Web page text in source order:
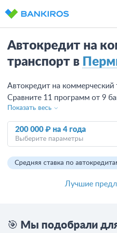
Автокредит на
транспорт в
Автокредит на коммерческий
Сравните 11 программ от 9
коммерческого транспорта в
платежи, оставьте онлайн-
автокредит.
Показать весь
200 000 ₽ на 4 года
Выберите параметры
Средняя ставка по
Лучшие
🎯 Мы подобрали для вас 11